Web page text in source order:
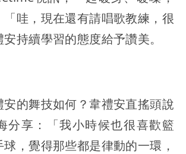
哇，現在還有請唱歌教練，很
持續學習的態度給予讚美。
的舞技如何？韋禮安直搖頭說
分享：「我小時候也很喜歡籃
，覺得那些都是律動的一環，